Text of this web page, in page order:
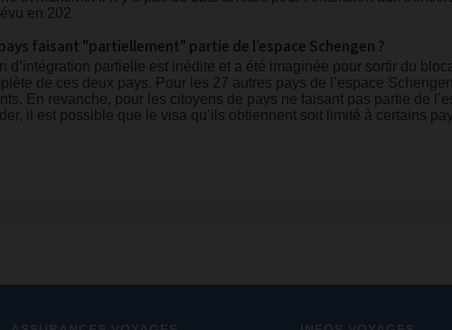
en 202
faisant "partiellement" partie de l’espace Schengen ?
d’intégration partielle est inédite et a été imaginée pour sortir du
de ces deux pays. Pour les 27 autres pays de l’espace
En revanche, pour les citoyens de pays ne faisant pas partie de
il est possible que le visa qu’ils obtiennent soit limité à certains